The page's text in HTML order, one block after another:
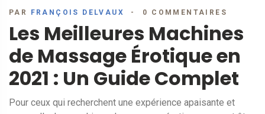
PAR FRANÇOIS DELVAUX 0 COMMENTAIRES
Les Meilleures Machines
de Massage Érotique en
2021 : Un Guide Complet
Pour ceux qui recherchent une expérience apaisante et